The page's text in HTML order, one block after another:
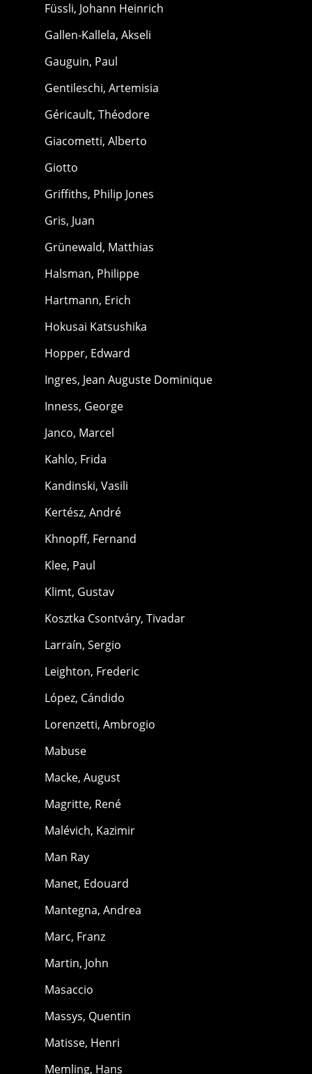
Füssli, Johann Heinrich
Gallen-Kallela, Akseli
Gauguin, Paul
Gentileschi, Artemisia
Géricault, Théodore
Giacometti, Alberto
Giotto
Griffiths, Philip Jones
Gris, Juan
Grünewald, Matthias
Halsman, Philippe
Hartmann, Erich
Hokusai Katsushika
Hopper, Edward
Ingres, Jean Auguste Dominique
Inness, George
Janco, Marcel
Kahlo, Frida
Kandinski, Vasili
Kertész, André
Khnopff, Fernand
Klee, Paul
Klimt, Gustav
Kosztka Csontváry, Tivadar
Larraín, Sergio
Leighton, Frederic
López, Cándido
Lorenzetti, Ambrogio
Mabuse
Macke, August
Magritte, René
Malévich, Kazimir
Man Ray
Manet, Edouard
Mantegna, Andrea
Marc, Franz
Martin, John
Masaccio
Massys, Quentin
Matisse, Henri
Memling, Hans